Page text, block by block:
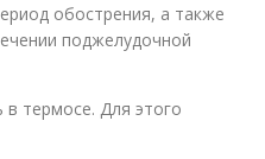
обострения, а также
поджелудочной
в термосе. Для этого